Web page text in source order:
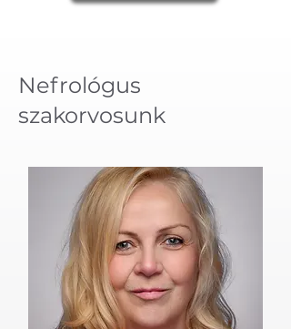
Nefrológus
szakorvosunk